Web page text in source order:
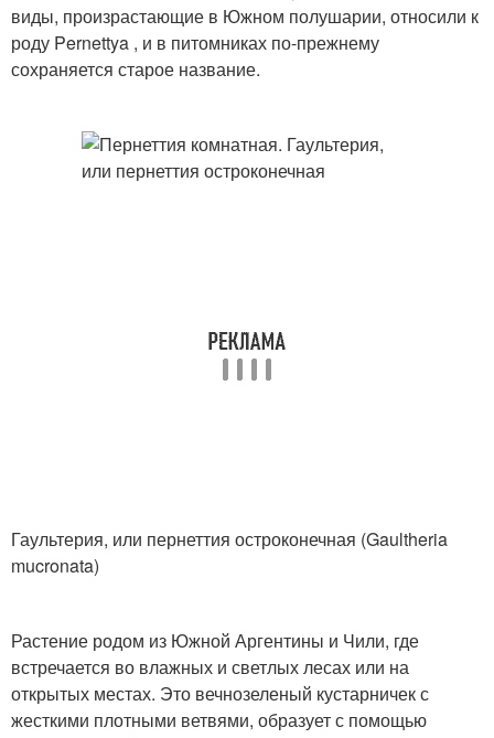
виды, произрастающие в Южном полушарии, относили к
роду Pernettya , и в питомниках по-прежнему
сохраняется старое название.
Гаультерия, или пернеттия остроконечная (Gaultheria
mucronata)
Растение родом из Южной Аргентины и Чили, где
встречается во влажных и светлых лесах или на
открытых местах. Это вечнозеленый кустарничек с
жесткими плотными ветвями, образует с помощью